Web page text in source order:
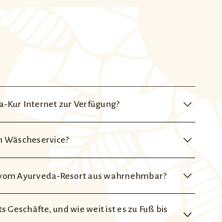
Kur Internet zur Verfügung?
der Zimmer – steht WLAN mit einer DSL-
ihres Aufenthalts ein Wäscheservice zur
Ayurveda-Resort aus wahrnehmbar?
entfernt. Dazwischen befinden sich eine hohe
Geschäfte, und wie weit ist es zu Fuß bis